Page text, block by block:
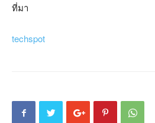
ที่มา
techspot